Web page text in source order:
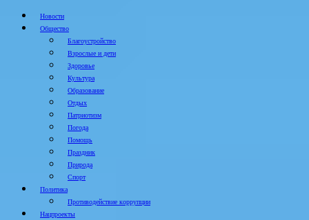
Новости
Общество
Благоустройство
Взрослые и дети
Здоровье
Культура
Образование
Отдых
Патриотизм
Погода
Помощь
Праздник
Природа
Спорт
Политика
Противодействие коррупции
Нацпроекты